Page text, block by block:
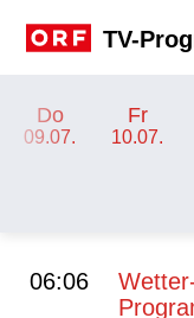
TV-
Do
09.07.
Fr
10.07.
06:06